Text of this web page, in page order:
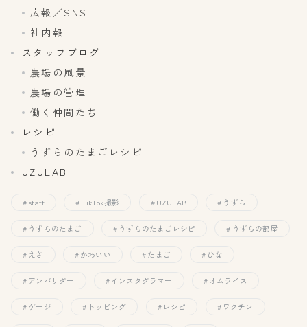
広報／SNS
社内報
スタッフブログ
農場の風景
農場の管理
働く仲間たち
レシピ
うずらのたまごレシピ
UZULAB
staff TikTok撮影 UZULAB うずら
うずらのたまご うずらのたまごレシピ うずらの部屋
えさ かわいい たまご ひな
アンバサダー インスタグラマー オムライス
ゲージ トッピング レシピ ワクチン